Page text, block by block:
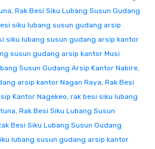
, Rak Besi Siku Lubang Susun Gudang
siku lubang susun gudang arsip
siku lubang susun gudang arsip kantor
susun gudang arsip kantor Musi
Susun Gudang Arsip Kantor Nabire,
arsip kantor Nagan Raya, Rak Besi
Kantor Nagekeo, rak besi siku lubang
, Rak Besi Siku Lubang Susun
Besi Siku Lubang Susun Gudang
lubang susun gudang arsip kantor